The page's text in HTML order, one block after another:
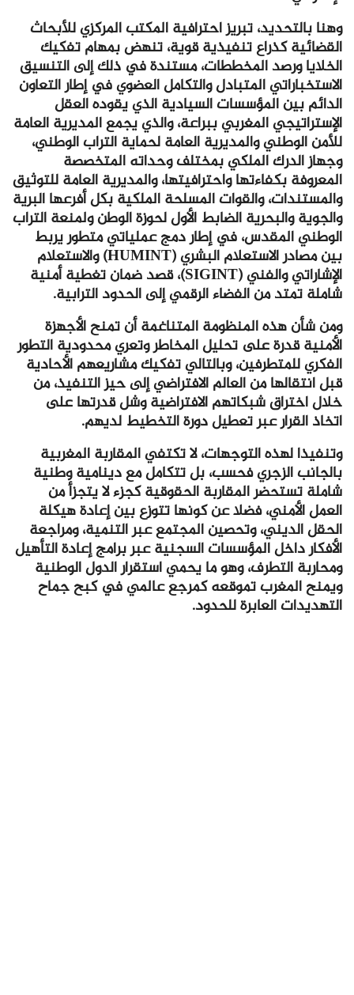
وهنا بالتحديد، تبريز احترافية المكتب المركزي للأبحاث
القضائية كذراع تنفيذية قوية، تنهض بمهام تفكيك
الخلايا ورصد المخططات، مستندة في ذلك إلى التنسيق
الاستخباراتي المتبادل والتكامل العضوي في إطار التعاون
الدائم بين المؤسسات السيادية الذي يقوده العقل
الإستراتيجي المغربي ببراعة، والذي يجمع المديرية العامة
للأمن الوطني والمديرية العامة لحماية التراب الوطني،
وجهاز الدرك الملكي بمختلف وحداته المتخصصة
المعروفة بكفاءتها واحترافيتها، والمديرية العامة للتوثيق
والمستندات، والقوات المسلحة الملكية بكل أفرعها البرية
والجوية والبحرية الضابط الأول لحوزة الوطن ولمنعة التراب
الوطني المقدس، في إطار دمج عملياتي متطور يربط
بين مصادر الاستعلام البشري (HUMINT) والاستعلام
الإشاراتي والفني (SIGINT)، قصد ضمان تغطية أمنية
شاملة تمتد من الفضاء الرقمي إلى الحدود الترابية.
ومن شأن هذه المنظومة المتناغمة أن تمنح الأجهزة
الأمنية قدرة على تحليل المخاطر وتعري محدودية التطور
الفكري للمتطرفين، وبالتالي تفكيك مشاريعهم الأحادية
قبل انتقالها من العالم الافتراضي إلى حيز التنفيذ، من
خلال اختراق شبكاتهم الافتراضية وشل قدرتها على
اتخاذ القرار عبر تعطيل دورة التخطيط لديهم.
وتنفيذا لهذه التوجهات، لا تكتفي المقاربة المغربية
بالجانب الزجري فحسب، بل تتكامل مع دينامية وطنية
شاملة تستحضر المقاربة الحقوقية كجزء لا يتجزأ من
العمل الأمني، فضلا عن كونها تتوزع بين إعادة هيكلة
الحقل الديني، وتحصين المجتمع عبر التنمية، ومراجعة
الأفكار داخل المؤسسات السجنية عبر برامج إعادة التأهيل
ومحاربة التطرف، وهو ما يحمي استقرار الدول الوطنية
ويمنح المغرب تموقعه كمرجع عالمي في كبح جماح
التهديدات العابرة للحدود.